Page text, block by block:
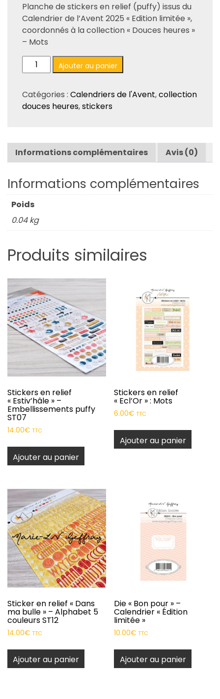
Planche de stickers en relief (puffy) issus du
Calendrier de l’Avent 2025 « Edition limitée »,
coordonnés à la collection « Douces heures »
– Mots
quantité
de
en
relief
:
Mots
Ajouter au panier
Catégories : Calendriers de l'Avent,collection
douces heures,stickers
Informations complémentaires Avis (0)
Informations complémentaires
Poids
0.04 kg
Produits similaires
Stickers en relief
« Estiv’hâle » –
Embellissements puffy
ST07
14.00€ TTC
Ajouter au panier
Stickers en relief
« Ecl’Or » : Mots
6.00€ TTC
Ajouter au panier
Sticker en relief « Dans
ma bulle » – Alphabet 5
couleurs ST12
14.00€ TTC
Ajouter au panier
Die « Bon pour » –
Calendrier « Édition
limitée »
10.00€ TTC
Ajouter au panier